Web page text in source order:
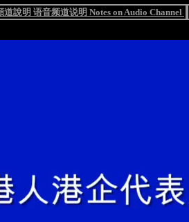
道說明 语音频道说明 Notes on Audio Channel